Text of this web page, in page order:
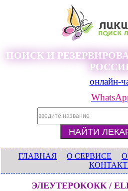
ПОИСК И
онлайн-
ГЛАВНАЯ О СЕРВИСЕ
ЭЛЕУТЕРОКОКК /